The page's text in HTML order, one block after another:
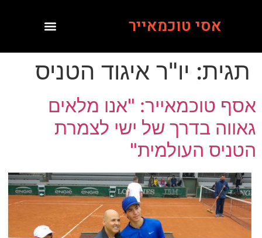
אסי טוכמאייר
תגית: יו"ר איגוד הטניס
אסף טוכמאייר: "אנו מלאים
גאווה בדרך של ישי לצמרת
הטניס העולמית"